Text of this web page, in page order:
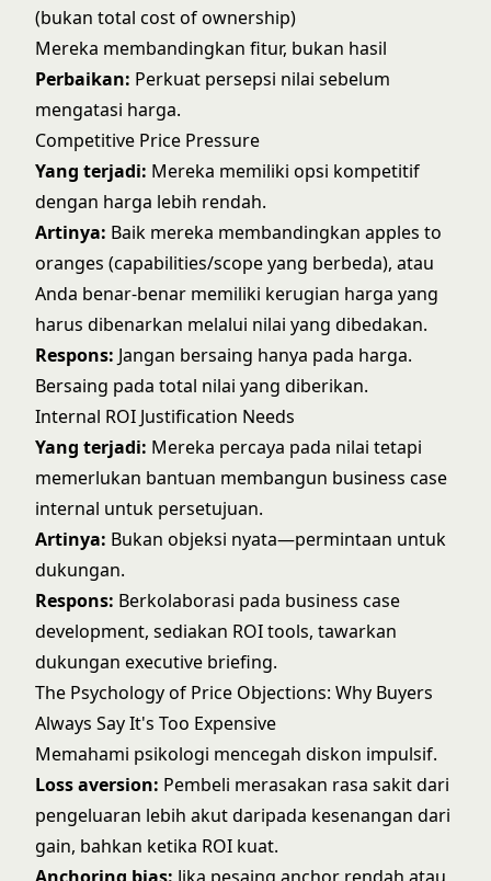
(bukan total cost of ownership)
Mereka membandingkan fitur, bukan hasil
Perbaikan: Perkuat persepsi nilai sebelum
mengatasi harga.
Competitive Price Pressure
Yang terjadi: Mereka memiliki opsi kompetitif
dengan harga lebih rendah.
Artinya: Baik mereka membandingkan apples to
oranges (capabilities/scope yang berbeda), atau
Anda benar-benar memiliki kerugian harga yang
harus dibenarkan melalui nilai yang dibedakan.
Respons: Jangan bersaing hanya pada harga.
Bersaing pada total nilai yang diberikan.
Internal ROI Justification Needs
Yang terjadi: Mereka percaya pada nilai tetapi
memerlukan bantuan membangun business case
internal untuk persetujuan.
Artinya: Bukan objeksi nyata—permintaan untuk
dukungan.
Respons: Berkolaborasi pada business case
development, sediakan ROI tools, tawarkan
dukungan executive briefing.
The Psychology of Price Objections: Why Buyers
Always Say It's Too Expensive
Memahami psikologi mencegah diskon impulsif.
Loss aversion: Pembeli merasakan rasa sakit dari
pengeluaran lebih akut daripada kesenangan dari
gain, bahkan ketika ROI kuat.